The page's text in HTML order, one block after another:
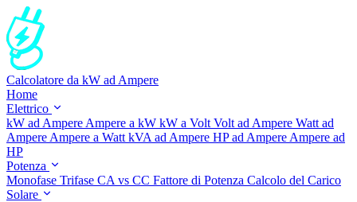
Calcolatore da kW ad Ampere
Home
Elettrico
kW ad Ampere Ampere a kW kW a Volt Volt ad Ampere Watt ad
Ampere Ampere a Watt kVA ad Ampere HP ad Ampere Ampere ad
HP
Potenza
Monofase Trifase CA vs CC Fattore di Potenza Calcolo del Carico
Solare